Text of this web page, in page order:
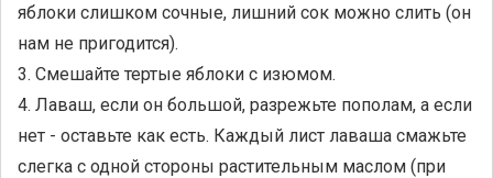
яблоки слишком сочные, лишний сок можно слить (он
нам не пригодится).
3. Смешайте тертые яблоки с изюмом.
4. Лаваш, если он большой, разрежьте пополам, а если
нет - оставьте как есть. Каждый лист лаваша смажьте
слегка с одной стороны растительным маслом (при